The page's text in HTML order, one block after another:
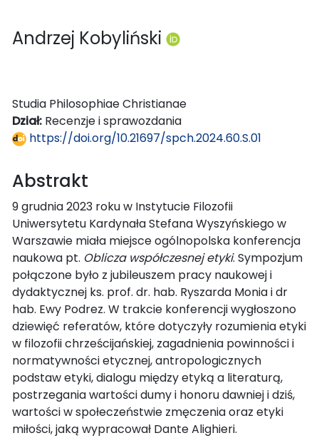
Andrzej Kobyliński
Studia Philosophiae Christianae
Dział: Recenzje i sprawozdania
https://doi.org/10.21697/spch.2024.60.S.01
Abstrakt
9 grudnia 2023 roku w Instytucie Filozofii
Uniwersytetu Kardynała Stefana Wyszyńskiego w
Warszawie miała miejsce ogólnopolska konferencja
naukowa pt. Oblicza współczesnej etyki. Sympozjum
połączone było z jubileuszem pracy naukowej i
dydaktycznej ks. prof. dr. hab. Ryszarda Monia i dr
hab. Ewy Podrez. W trakcie konferencji wygłoszono
dziewięć referatów, które dotyczyły rozumienia etyki
w filozofii chrześcijańskiej, zagadnienia powinności i
normatywności etycznej, antropologicznych
podstaw etyki, dialogu między etyką a literaturą,
postrzegania wartości dumy i honoru dawniej i dziś,
wartości w społeczeństwie zmęczenia oraz etyki
miłości, jaką wypracował Dante Alighieri.